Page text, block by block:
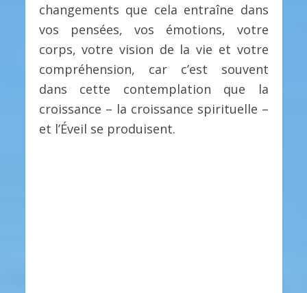
changements que cela entraîne dans
vos pensées, vos émotions, votre
corps, votre vision de la vie et votre
compréhension, car c’est souvent
dans cette contemplation que la
croissance – la croissance spirituelle –
et l’Éveil se produisent.